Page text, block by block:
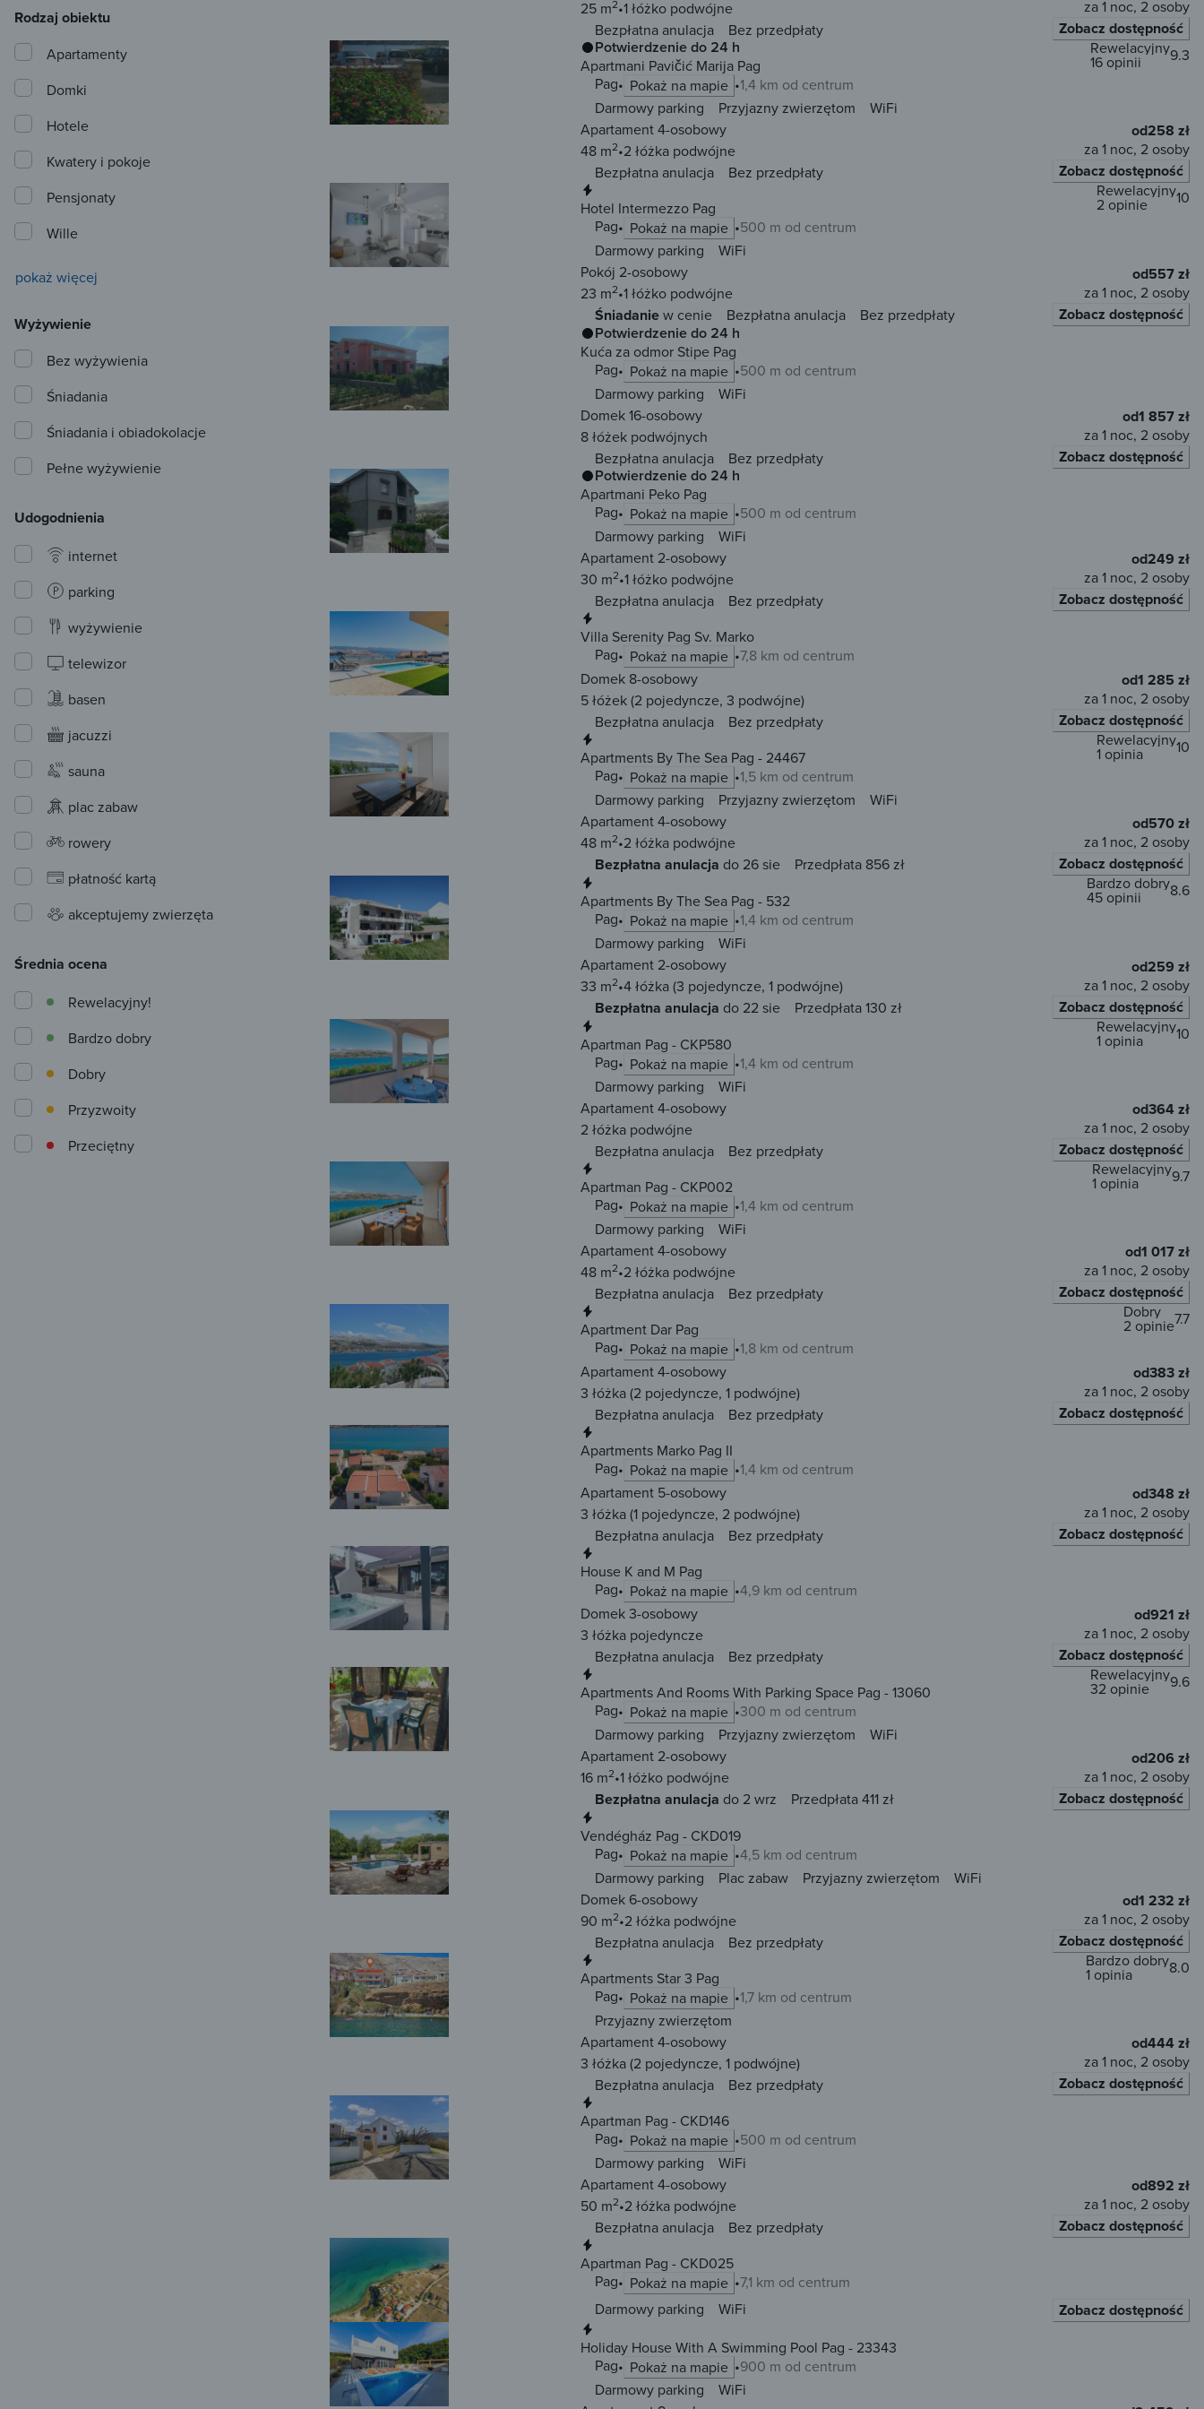
25 m2 1 łóżko podwójne
Bezpłatna anulacja
Bez przedpłaty
za 1 noc, 2 osoby
Zobacz dostępność
Potwierdzenie do 24 h
Apartmani Pavičić Marija Pag
Pag
Pokaż na mapie 1,4 km od centrum
9.3
Rewelacyjny
16 opinii
Darmowy parking Przyjazny zwierzętom
WiFi
Apartament 4-osobowy
48 m2 2 łóżka podwójne
Bezpłatna anulacja
Bez przedpłaty
od258 zł
za 1 noc, 2 osoby
Zobacz dostępność
Hotel Intermezzo Pag
Pag
Pokaż na mapie 500 m od centrum
10
Rewelacyjny
2 opinie
Darmowy parking
WiFi
Pokój 2-osobowy
23 m2 1 łóżko podwójne
Śniadaniew cenie Bezpłatna anulacja Bez przedpłaty
od557 zł
za 1 noc, 2 osoby
Zobacz dostępność
Potwierdzenie do 24 h
Kuća za odmor Stipe Pag
Pag
Pokaż na mapie
500 m od centrum
Darmowy parking
WiFi
Domek 16-osobowy
8 łóżek podwójnych
Bezpłatna anulacja
Bez przedpłaty
od1 857 zł
za 1 noc, 2 osoby
Zobacz dostępność
Potwierdzenie do 24 h
Apartmani Peko Pag
Pag
Pokaż na mapie
500 m od centrum
Darmowy parking
WiFi
Apartament 2-osobowy
30 m2 1 łóżko podwójne
Bezpłatna anulacja
Bez przedpłaty
od249 zł
za 1 noc, 2 osoby
Zobacz dostępność
Villa Serenity Pag Sv. Marko
Pag
Pokaż na mapie 7,8 km od centrum
Domek 8-osobowy
5 łóżek(2 pojedyncze, 3 podwójne)
Bezpłatna anulacja
Bez przedpłaty
od1 285 zł
za 1 noc, 2 osoby
Zobacz dostępność
Apartments By The Sea Pag - 24467
Pag
Pokaż na mapie 1,5 km od centrum
10
Rewelacyjny
1 opinia
Darmowy parking Przyjazny zwierzętom
WiFi
Apartament 4-osobowy
48 m2 2 łóżka podwójne
Bezpłatna anulacja do 26 sie Przedpłata 856 zł
od570 zł
za 1 noc, 2 osoby
Zobacz dostępność
Apartments By The Sea Pag - 532
Pag
Pokaż na mapie 1,4 km od centrum
8.6
Bardzo dobry
45 opinii
Darmowy parking
WiFi
Apartament 2-osobowy
33 m2 4 łóżka(3 pojedyncze, 1 podwójne)
Bezpłatna anulacja do 22 sie Przedpłata 130 zł
od259 zł
za 1 noc, 2 osoby
Zobacz dostępność
Apartman Pag - CKP580
Pag
Pokaż na mapie 1,4 km od centrum
10
Rewelacyjny
1 opinia
Darmowy parking
WiFi
Apartament 4-osobowy
2 łóżka podwójne
Bezpłatna anulacja
Bez przedpłaty
od364 zł
za 1 noc, 2 osoby
Zobacz dostępność
Apartman Pag - CKP002
Pag
Pokaż na mapie 1,4 km od centrum
9.7
Rewelacyjny
1 opinia
Darmowy parking
WiFi
Apartament 4-osobowy
48 m2 2 łóżka podwójne
Bezpłatna anulacja
Bez przedpłaty
od1 017 zł
za 1 noc, 2 osoby
Zobacz dostępność
Apartment Dar Pag
Pag
Pokaż na mapie 1,8 km od centrum
7.7
Dobry
2 opinie
Apartament 4-osobowy
3 łóżka(2 pojedyncze, 1 podwójne)
Bezpłatna anulacja
Bez przedpłaty
od383 zł
za 1 noc, 2 osoby
Zobacz dostępność
Apartments Marko Pag II
Pag
Pokaż na mapie
1,4 km od centrum
Apartament 5-osobowy
3 łóżka(1 pojedyncze, 2 podwójne)
Bezpłatna anulacja
Bez przedpłaty
od348 zł
za 1 noc, 2 osoby
Zobacz dostępność
House K and M Pag
Pag
Pokaż na mapie 4,9 km od centrum
Domek 3-osobowy
3 łóżka pojedyncze
Bezpłatna anulacja
Bez przedpłaty
od921 zł
za 1 noc, 2 osoby
Zobacz dostępność
Apartments And Rooms With Parking Space Pag - 13060
Pag
Pokaż na mapie 300 m od centrum
9.6
Rewelacyjny
32 opinie
Darmowy parking Przyjazny zwierzętom
WiFi
Apartament 2-osobowy
16 m2 1 łóżko podwójne
Bezpłatna anulacja do 2 wrz Przedpłata 411 zł
od206 zł
za 1 noc, 2 osoby
Zobacz dostępność
Vendégház Pag - CKD019
Pag
Pokaż na mapie 4,5 km od centrum
Darmowy parking
Plac zabaw Przyjazny zwierzętom
WiFi
Domek 6-osobowy
90 m2 2 łóżka podwójne
Bezpłatna anulacja
Bez przedpłaty
od1 232 zł
za 1 noc, 2 osoby
Zobacz dostępność
Apartments Star 3 Pag
Pag
Pokaż na mapie 1,7 km od centrum
8.0
Bardzo dobry
1 opinia
Przyjazny zwierzętom
Apartament 4-osobowy
3 łóżka(2 pojedyncze, 1 podwójne)
Bezpłatna anulacja
Bez przedpłaty
od444 zł
za 1 noc, 2 osoby
Zobacz dostępność
Apartman Pag - CKD146
Pag
Pokaż na mapie
500 m od centrum
Darmowy parking
WiFi
Apartament 4-osobowy
50 m2 2 łóżka podwójne
Bezpłatna anulacja
Bez przedpłaty
od892 zł
za 1 noc, 2 osoby
Zobacz dostępność
Apartman Pag - CKD025
Pag
Pokaż na mapie 7,1 km od centrum
Darmowy parking
WiFi
Zobacz dostępność
Holiday House With A Swimming Pool Pag - 23343
Pag
Pokaż na mapie
900 m od centrum
Darmowy parking
WiFi
Rodzaj obiektu
Apartamenty
Domki
Hotele
Kwatery i pokoje
Pensjonaty
Wille
pokaż więcej
Wyżywienie
Bez wyżywienia
Śniadania
Śniadania i obiadokolacje
Pełne wyżywienie
Udogodnienia
internet
parking
wyżywienie
telewizor
basen
jacuzzi
sauna
plac zabaw
rowery
płatność kartą
akceptujemy zwierzęta
Średnia ocena
Przeciętny
Przyzwoity
Dobry
Bardzo dobry
Rewelacyjny!